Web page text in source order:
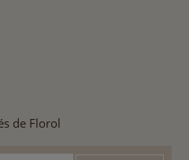
de Florol